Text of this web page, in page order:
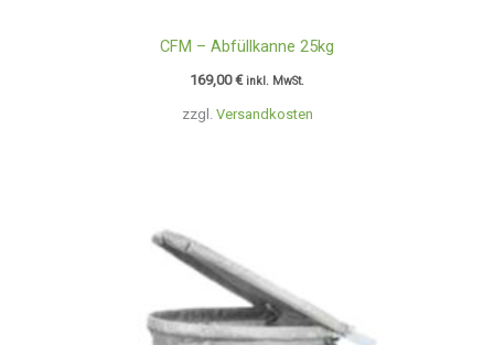
zzgl. Versandkosten
CFM – Abfüllkanne 25kg
169,00€ inkl. MwSt.